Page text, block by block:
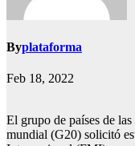
Byplataforma
Feb 18, 2022
El grupo de países de
mundial (G20) solicitó